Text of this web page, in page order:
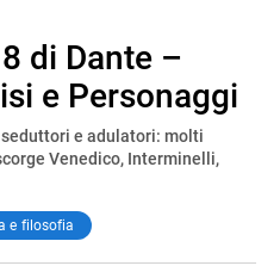
di Dante –
e Personaggi
e adulatori: molti
Venedico, Interminelli,
e filosofia